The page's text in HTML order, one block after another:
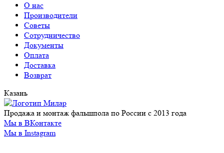
О нас
Производители
Советы
Сотрудничество
Документы
Оплата
Доставка
Возврат
Казань
Продажа и монтаж фальшпола по России с 2013 года
Мы в ВКонтакте
Мы в Instagram